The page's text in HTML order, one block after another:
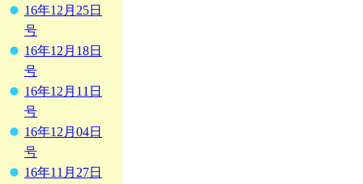
16年12月25日
号
16年12月18日
号
16年12月11日
号
16年12月04日
号
16年11月27日